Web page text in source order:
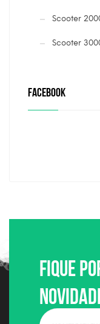
Scooter
Scooter
FACEBOOK
Fique